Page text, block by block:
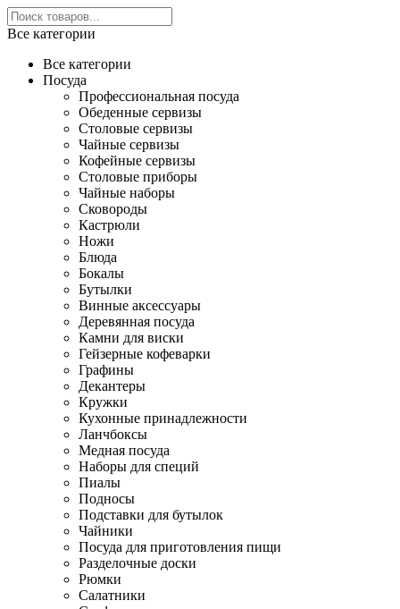
Все категории
Все категории
Посуда
Профессиональная посуда
Обеденные сервизы
Столовые сервизы
Чайные сервизы
Кофейные сервизы
Столовые приборы
Чайные наборы
Сковороды
Кастрюли
Ножи
Блюда
Бокалы
Бутылки
Винные аксессуары
Деревянная посуда
Камни для виски
Гейзерные кофеварки
Графины
Декантеры
Кружки
Кухонные принадлежности
Ланчбоксы
Медная посуда
Наборы для специй
Пиалы
Подносы
Подставки для бутылок
Чайники
Посуда для приготовления пищи
Разделочные доски
Рюмки
Салатники